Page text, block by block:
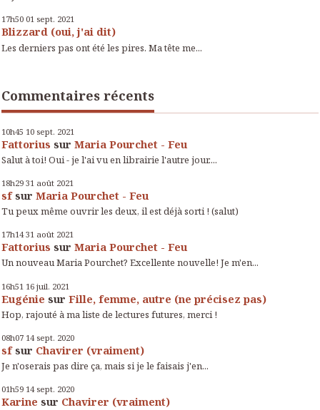
17h50 01 sept. 2021
Blizzard (oui, j'ai dit)
Les derniers pas ont été les pires. Ma tête me...
Commentaires récents
10h45 10 sept. 2021
Fattorius sur Maria Pourchet - Feu
Salut à toi! Oui - je l'ai vu en librairie l'autre jour....
18h29 31 août 2021
sfsur Maria Pourchet - Feu
Tu peux même ouvrir les deux, il est déjà sorti ! (salut)
17h14 31 août 2021
Fattorius sur Maria Pourchet - Feu
Un nouveau Maria Pourchet? Excellente nouvelle! Je m'en...
16h51 16 juil. 2021
Eugénie sur Fille, femme, autre (ne précisez pas)
Hop, rajouté à ma liste de lectures futures, merci !
08h07 14 sept. 2020
sfsur Chavirer (vraiment)
Je n'oserais pas dire ça, mais si je le faisais j'en...
01h59 14 sept. 2020
Karine sur Chavirer (vraiment)